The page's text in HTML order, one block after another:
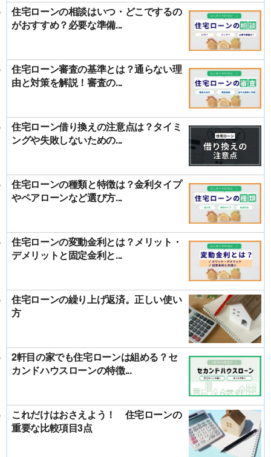
住宅ローンの相談はいつ・どこでするの
がおすすめ？必要な準備...
住宅ローン審査の基準とは？通らない理
由と対策を解説！審査の...
住宅ローン借り換えの注意点は？タイミ
ングや失敗しないための...
住宅ローンの種類と特徴は？金利タイプ
やペアローンなど選び方...
住宅ローンの変動金利とは？メリット・
デメリットと固定金利と...
住宅ローンの繰り上げ返済。正しい使い
方
2軒目の家でも住宅ローンは組める？セ
カンドハウスローンの特徴...
これだけはおさえよう！ 住宅ローンの
重要な比較項目3点